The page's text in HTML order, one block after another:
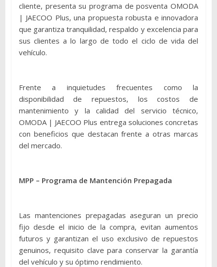
cliente, presenta su programa de posventa OMODA
| JAECOO Plus, una propuesta robusta e innovadora
que garantiza tranquilidad, respaldo y excelencia para
sus clientes a lo largo de todo el ciclo de vida del
vehículo.
Frente a inquietudes frecuentes como la
disponibilidad de repuestos, los costos de
mantenimiento y la calidad del servicio técnico,
OMODA | JAECOO Plus entrega soluciones concretas
con beneficios que destacan frente a otras marcas
del mercado.
MPP – Programa de Mantención Prepagada
Las mantenciones prepagadas aseguran un precio
fijo desde el inicio de la compra, evitan aumentos
futuros y garantizan el uso exclusivo de repuestos
genuinos, requisito clave para conservar la garantía
del vehículo y su óptimo rendimiento.